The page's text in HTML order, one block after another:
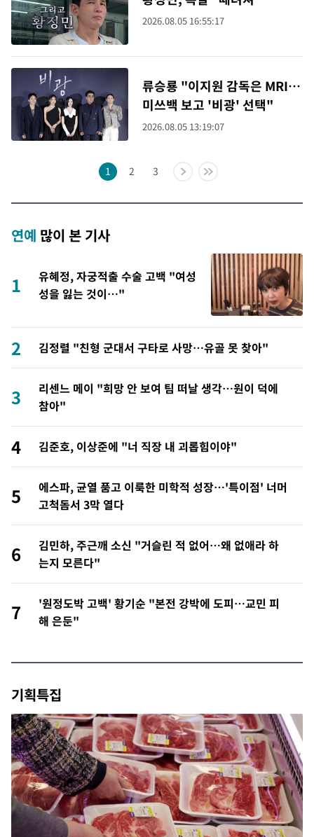
2026.08.05 16:55:17
류승룡 "이지원 감독은 MRI…
미쓰백 보고 '비광' 선택"
2026.08.05 13:19:07
1 2 3
연예 많이 본 기사
1
유혜정, 자궁적출 수술 고백 "여성
성을 잃는 것이…"
2 김정렬 "친형 군대서 구타로 사망…유골 못 찾아"
3
리센느 메이 "희망 안 보여 팀 떠날 생각…원이 덕에
참아"
4 김준호, 이상준에 "너 직장 내 괴롭힘이야"
5
에스파, 균열 품고 이룩한 미학적 성장…'특이점' 너머
고척돔서 3막 열다
6
김민하, 주근깨 소신 "거슬린 적 없어…왜 없애라 하
는지 모른다"
7
'원정도박 고백' 황기순 "본전 강박에 도피…교민 피
해 은둔"
기획특집